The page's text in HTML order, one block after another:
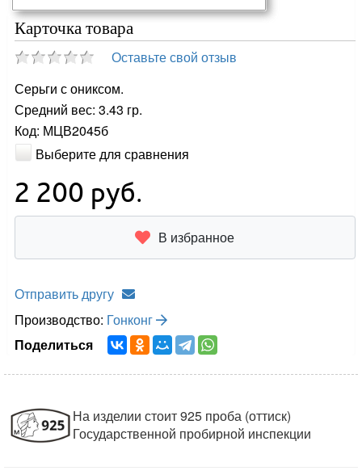
Карточка товара
Оставьте свой отзыв
Серьги с ониксом.
Средний вес: 3.43 гр.
Код: МЦВ2045б
Выберите для сравнения
2 200 руб.
В избранное
Отправить другу
Производство: Гонконг
Поделиться
На изделии стоит 925 проба (оттиск)
Государственной пробирной инспекции